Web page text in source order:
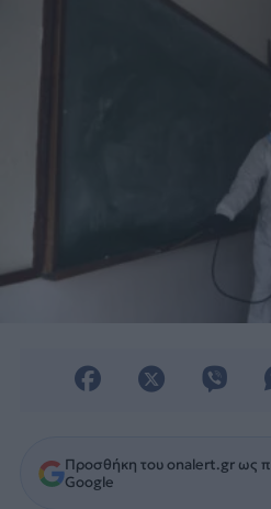
Προσθήκη του onalert.gr ως
Google